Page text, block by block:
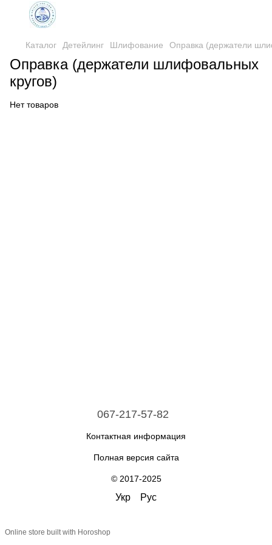
Каталог Детейлинг Шлифование Оправка (держатели
Оправка (держатели шлифовальных
кругов)
Нет товаров
067-217-57-82
Контактная информация
Полная версия сайта
© 2017-2025
Укр Рус
Online store built with Horoshop